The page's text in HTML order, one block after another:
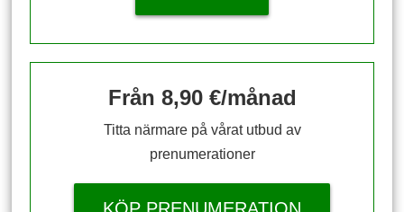
Från 8,90 €/månad
Titta närmare på vårat utbud av
prenumerationer